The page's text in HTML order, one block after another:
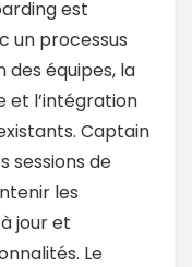
est
un processus
équipes, la
et l’intégration
Captain
sessions de
les
jour et
Le